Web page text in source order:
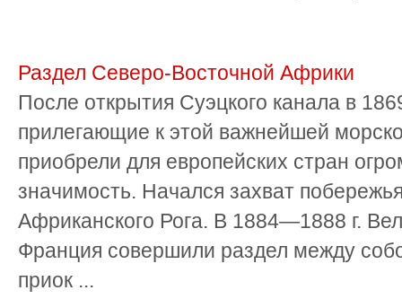
Раздел Северо-Восточной Африки
После открытия Суэцкого канала в
прилегающие к этой важнейшей
приобрели для европейских стран
значимость. Начался захват
Африканского Рога. В 1884—1888 г.
Франция совершили раздел между
приок ...